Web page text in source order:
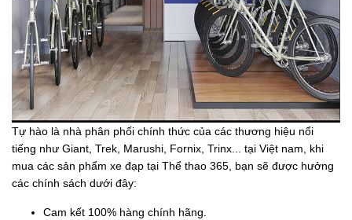
Tự hào là nhà phân phối chính thức của các thương hiệu nổi
tiếng như Giant, Trek, Marushi, Fornix, Trinx... tại Việt nam, khi
mua các sản phẩm xe đạp tại Thể thao 365, bạn sẽ được hưởng
các chính sách dưới đây:
Cam kết 100% hàng chính hãng.